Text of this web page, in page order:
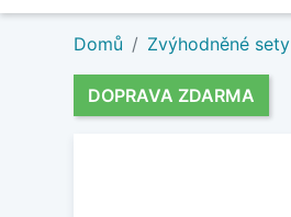
Domů Zvýhodněné sety
DOPRAVA ZDARMA